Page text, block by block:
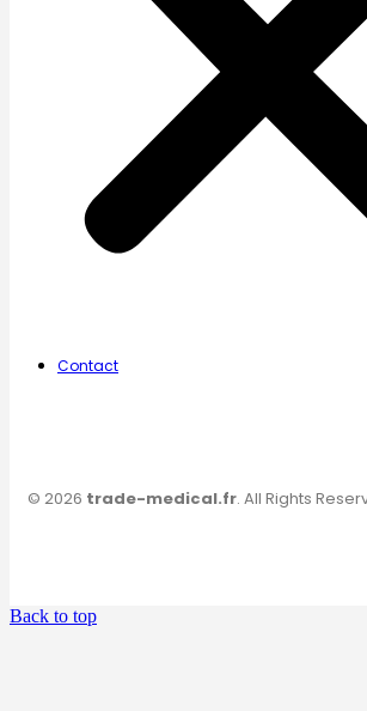
Contact
© 2026 trade-medical.fr. All Rights
Back to top